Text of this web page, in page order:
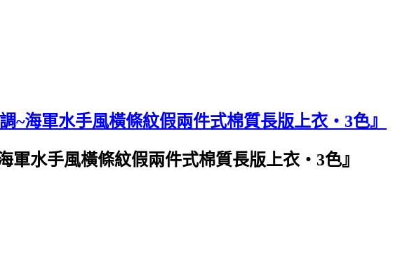
~海軍水手風橫條紋假兩件式棉質長版上衣‧3色』
軍水手風橫條紋假兩件式棉質長版上衣‧3色』